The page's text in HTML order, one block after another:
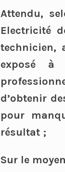
Attendu,
Electricité
technicien,
exposé à
d’obtenir
pour
résultat ;
Sur le